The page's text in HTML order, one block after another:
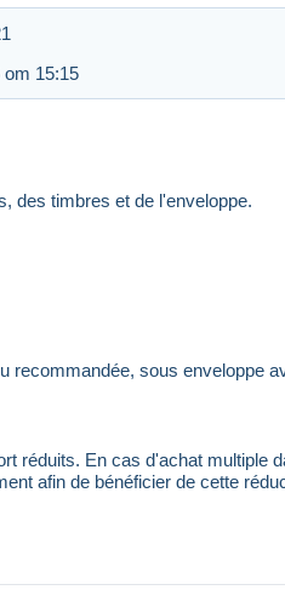
om 15:15
des timbres et de l'enveloppe.
recommandée, sous enveloppe
réduits. En cas d'achat multiple
afin de bénéficier de cette
de vous donner entière